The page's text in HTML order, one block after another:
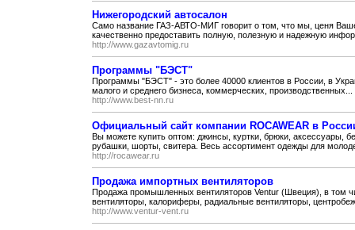
Нижегородский автосалон
Само название ГАЗ-АВТО-МИГ говорит о том, что мы, ценя
качественно предоставить полную, полезную и надежную
http://www.gazavtomig.ru
Программы "БЭСТ"
Программы "БЭСТ" - это более 40000 клиентов в России, в
малого и среднего бизнеса, коммерческих, производственных...
http://www.best-nn.ru
Официальный сайт компании ROCAWEAR в
Вы можете купить оптом: джинсы, куртки, брюки, аксессуары,
рубашки, шорты, свитера. Весь ассортимент одежды для
http://rocawear.ru
Продажа импортных вентиляторов
Продажа промышленных вентиляторов Ventur (Швеция), в том
вентиляторы, калориферы, радиальные вентиляторы,
http://www.ventur-vent.ru